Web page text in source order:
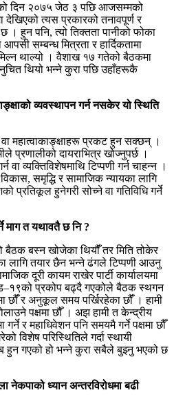
दिन २०७५ जेठ ३ पछि आजसम्मको
देखिएको त्यस प्रकारको तनावपूर्ण र
। हुन पनि, त्यो तिक्तता पानीको फोका
सम्बन्ध मित्रता र हार्दिकतामा
थाल्यो । वैशाख १७ गतेको बैठकमा
थियो भन्ने कुरा पछि उहाँहरूकै
व्यवस्थापन गर्न नसकेर यो स्थिति
महात्वाकाङ्क्षाहरू प्रकट हुन सक्छन् ।
प्रणालीको दायराभित्र खोज्नुपर्छ ।
व्यक्तिविशेषमाथि टिप्पणी गर्न चाहन्न ।
समृद्धि र सामाजिक न्यायका लागि
प्रतिकूल हुनेगरी सोच्ने वा गतिविधि गर्ने
माग त यथावतै छ नि ?
बैठक बस्न खोजेका थियौंँ तर मिति तोकेर
लागि तयार छैन भन्ने ढंगले टिप्पणी आउनु
दूरी कायम राखेर पार्टी कार्यालयमा
प्रकोप बढ्दै गएकोले बैठक स्थगन
छौंँ र अनुकूल समय पर्खिरहेका छौंँ । हामी
पक्षमा छौँ । अझ हामी त केन्द्रीय
र महाधिवेशन पनि समयमै गर्ने पक्षमा छौँ
विशेष परिस्थितिले गर्दा स्थायी
हुन गएको हो भन्ने कुरा सबैले बुझ्नु भएको छ
नेकपाको ध्यान अन्तरविरोधमा बढी